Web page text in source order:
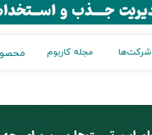
شرکت‌ها مجله کاربوم